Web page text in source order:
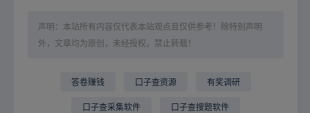
声明：本站所有内容仅代表本站观点且仅供参考！除特别声明
外，文章均为原创，未经授权，禁止转载！
答卷赚钱 口子查资源 有奖调研
口子查采集软件 口子查搜题软件